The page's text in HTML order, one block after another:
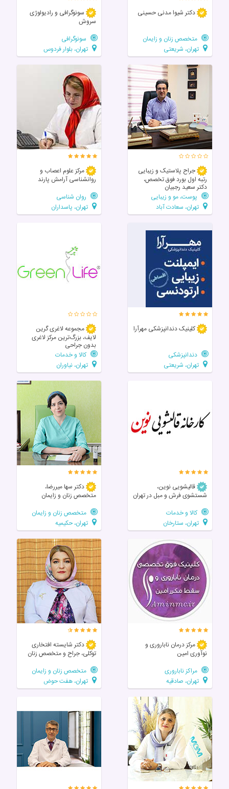
دکتر شیوا مدنی حسینی
متخصص زنان و زایمان
تهران، شریعتی
سونوگرافی و رادیولوژی
سروش
سونوگرافی
تهران، بلوار فردوس
جراح پلاستیک و زیبایی
رتبه اول بورد فوق تخصص،
دکتر سعید رجبیان
پوست، مو و زیبایی
تهران، سعادت آباد
مرکز علوم اعصاب و
روانشناسی آرامش پارند
روان شناسی
تهران، پاسداران
کلینیک دندانپزشکی مهرآرا
دندانپزشکی
تهران، شریعتی
مجموعه لاغری گرین
لایف، بزرگ‌ترین مرکز لاغری
بدون جراحی
کالا و خدمات
تهران، نیاوران
قالیشویی نوین،
شستشوی فرش و مبل در تهران
کالا و خدمات
تهران، ستارخان
دکتر سها میررضا،
متخصص زنان و زایمان
متخصص زنان و زایمان
تهران، حکیمیه
مرکز درمان ناباروری و
نوآوری امین
مراکز ناباروری
تهران، صادقیه
دکتر شایسته افتخاری
توکلی، جراح و متخصص زنان
متخصص زنان و زایمان
تهران، هفت حوض